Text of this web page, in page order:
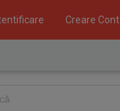
Creare Cont